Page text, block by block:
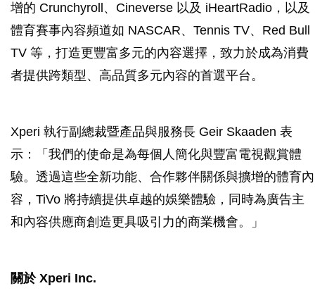
增的 Crunchyroll、Cineverse 以及 iHeartRadio，以及
體育賽事內容頻道如 NASCAR、Tennis TV、Red Bull
TV 等，打造更豐富多元的內容選擇，致力於成為消費
者提供跨類型、高品質多元內容的首選平台。
Xperi 執行副總裁暨產品與服務長 Geir Skaaden 表
示：「我們的使命是為每個人簡化與豐富電視觀賞體
驗。透過這些全新功能、合作夥伴關係與擴增的體育內
容，TiVo 將持續提供卓越的娛樂體驗，同時為廣告主
和內容供應商創造更具吸引力的商業機會。」
關於 Xperi Inc.